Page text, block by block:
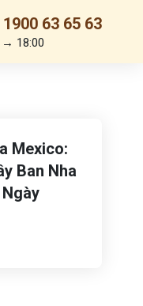
1900 63 65 63
→ 18:00
Mexico:
Ban Nha